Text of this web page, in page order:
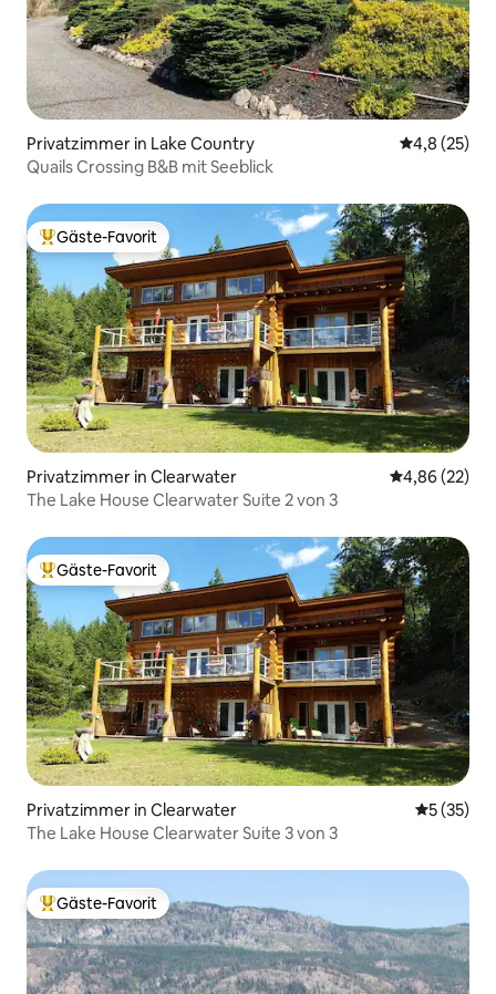
Privatzimmer in Lake Country
4,8 (25)
Quails Crossing B&B mit Seeblick
Beliebter Gäste-Favorit.
Gäste-Favorit
Privatzimmer in Clearwater
4,86 (22)
The Lake House Clearwater Suite 2 von 3
Beliebter Gäste-Favorit.
Gäste-Favorit
Privatzimmer in Clearwater
5 (35)
The Lake House Clearwater Suite 3 von 3
Beliebter Gäste-Favorit.
Gäste-Favorit